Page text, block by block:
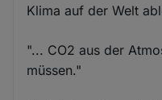
Klima auf der Welt
"... CO2 aus der
müssen."